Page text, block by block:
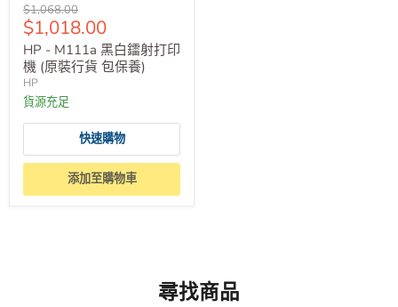
原
價
$1,068.00
售
價
$1,018.00
HP - M111a 黑白鐳射打印
機 (原裝行貨 包保養)
HP
貨源充足
快速購物
添加至購物車
尋找商品